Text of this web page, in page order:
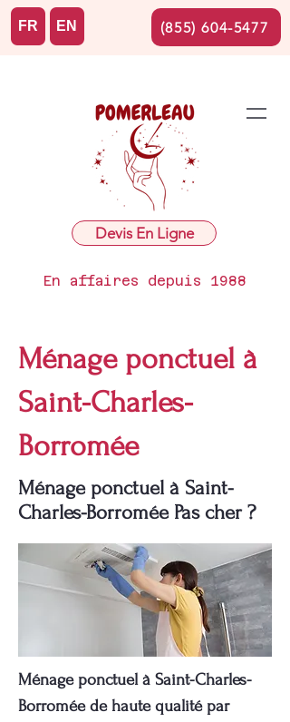
Devis En Ligne
En affaires depuis 1988
FR EN (855) 604-5477
Ménage ponctuel à
Saint-Charles-
Borromée
Ménage ponctuel à Saint-
Charles-Borromée Pas cher ?
Ménage ponctuel à Saint-Charles-
Borromée de haute qualité par